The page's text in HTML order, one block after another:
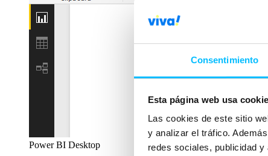
Consentimiento
Esta página web usa
Las cookies de este sitio
y analizar el tráfico.
redes sociales, publicidad
Power BI Desktop